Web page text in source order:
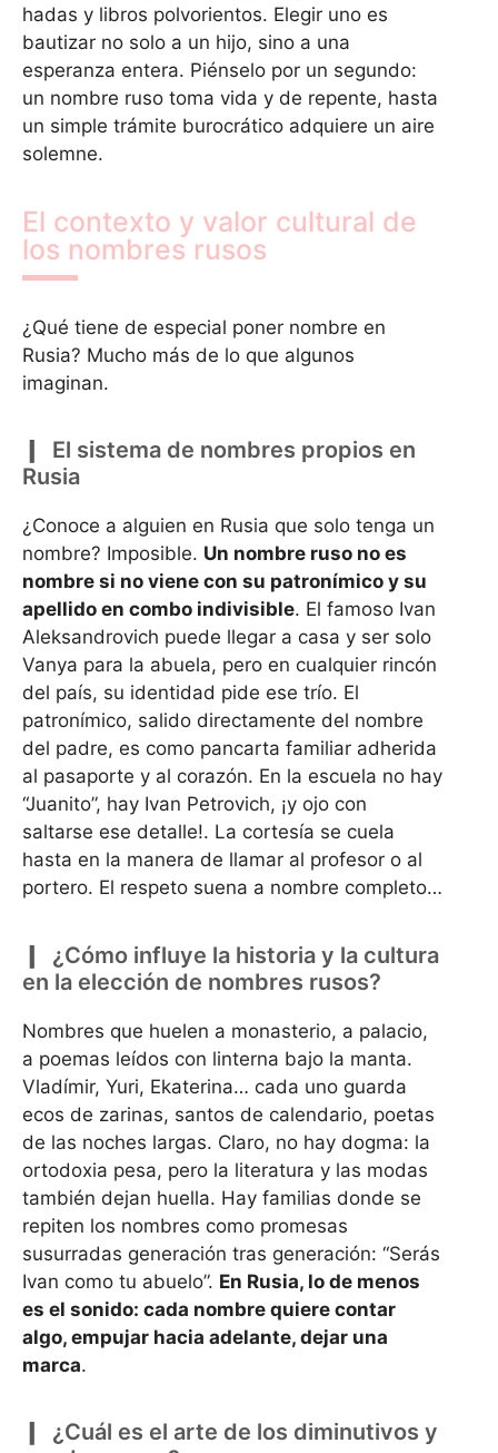
hadas y libros polvorientos. Elegir uno es
bautizar no solo a un hijo, sino a una
esperanza entera. Piénselo por un segundo:
un nombre ruso toma vida y de repente, hasta
un simple trámite burocrático adquiere un aire
solemne.
El contexto y valor cultural de
los nombres rusos
¿Qué tiene de especial poner nombre en
Rusia? Mucho más de lo que algunos
imaginan.
El sistema de nombres propios en
Rusia
¿Conoce a alguien en Rusia que solo tenga un
nombre? Imposible. Un nombre ruso no es
nombre si no viene con su patronímico y su
apellido en combo indivisible. El famoso Ivan
Aleksandrovich puede llegar a casa y ser solo
Vanya para la abuela, pero en cualquier rincón
del país, su identidad pide ese trío. El
patronímico, salido directamente del nombre
del padre, es como pancarta familiar adherida
al pasaporte y al corazón. En la escuela no hay
“Juanito”, hay Ivan Petrovich, ¡y ojo con
saltarse ese detalle!. La cortesía se cuela
hasta en la manera de llamar al profesor o al
portero. El respeto suena a nombre completo…
¿Cómo influye la historia y la cultura
en la elección de nombres rusos?
Nombres que huelen a monasterio, a palacio,
a poemas leídos con linterna bajo la manta.
Vladímir, Yuri, Ekaterina… cada uno guarda
ecos de zarinas, santos de calendario, poetas
de las noches largas. Claro, no hay dogma: la
ortodoxia pesa, pero la literatura y las modas
también dejan huella. Hay familias donde se
repiten los nombres como promesas
susurradas generación tras generación: “Serás
Ivan como tu abuelo”. En Rusia, lo de menos
es el sonido: cada nombre quiere contar
algo, empujar hacia adelante, dejar una
marca.
¿Cuál es el arte de los diminutivos y